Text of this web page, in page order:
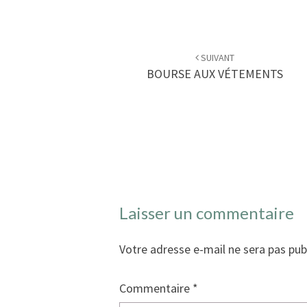
SUIVANT
BOURSE AUX VÉTEMENTS
Laisser un commentaire
Votre adresse e-mail ne sera pas
Commentaire *